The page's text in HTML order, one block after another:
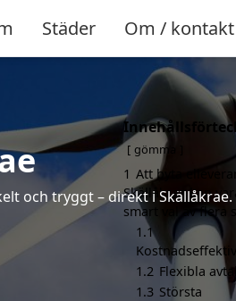
Städer Om / kontakt
och tryggt – direkt i Skällåkrae.
gömma
1 Att byta
Skällåkrae kan
smart val av flera
1.1
1.2 Flexibla
1.3 Största